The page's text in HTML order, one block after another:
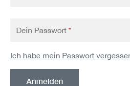
Dein Passwort *
Ich habe mein Passwort
Anmelden